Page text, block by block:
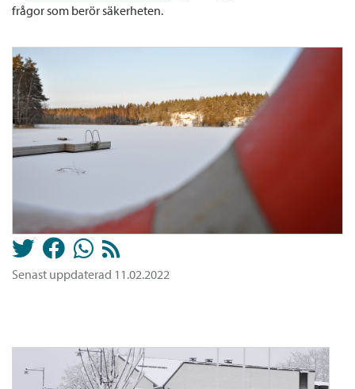
frågor som berör säkerheten.
Senast uppdaterad 11.02.2022